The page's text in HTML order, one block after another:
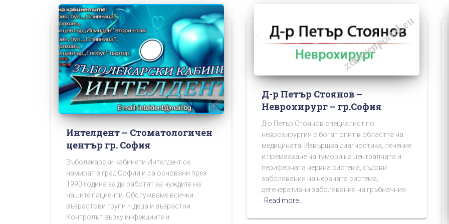
Интелдент – Стоматологичен
център гр. София
Зъболекарски кабинети Интелдент се
намират в град София и са основани през
1990 година за да работят за нуждите на
нашите пациенти. Обслужваме всички
възрастови групи – деца и възрастни.
Контролът върху инфекциите и
Д-р Петър Стоянов –
Неврохирург – гр.София
Д-р Петър Стоянов специалист по
неврохирургия с богат опит в областта на
медицината. Извършва диагностика, лечение
и премахване на тумори на централната и
периферната нервна система, съдови
заболявания на нервната система,
дегенеративни заболявания на гръбначния
Read more…